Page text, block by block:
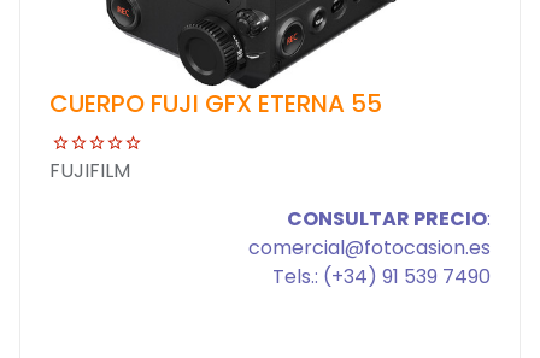
CUERPO FUJI GFX ETERNA 55
FUJIFILM
CONSULTAR PRECIO:
comercial@fotocasion.es
Tels.: (+34) 91 539 7490